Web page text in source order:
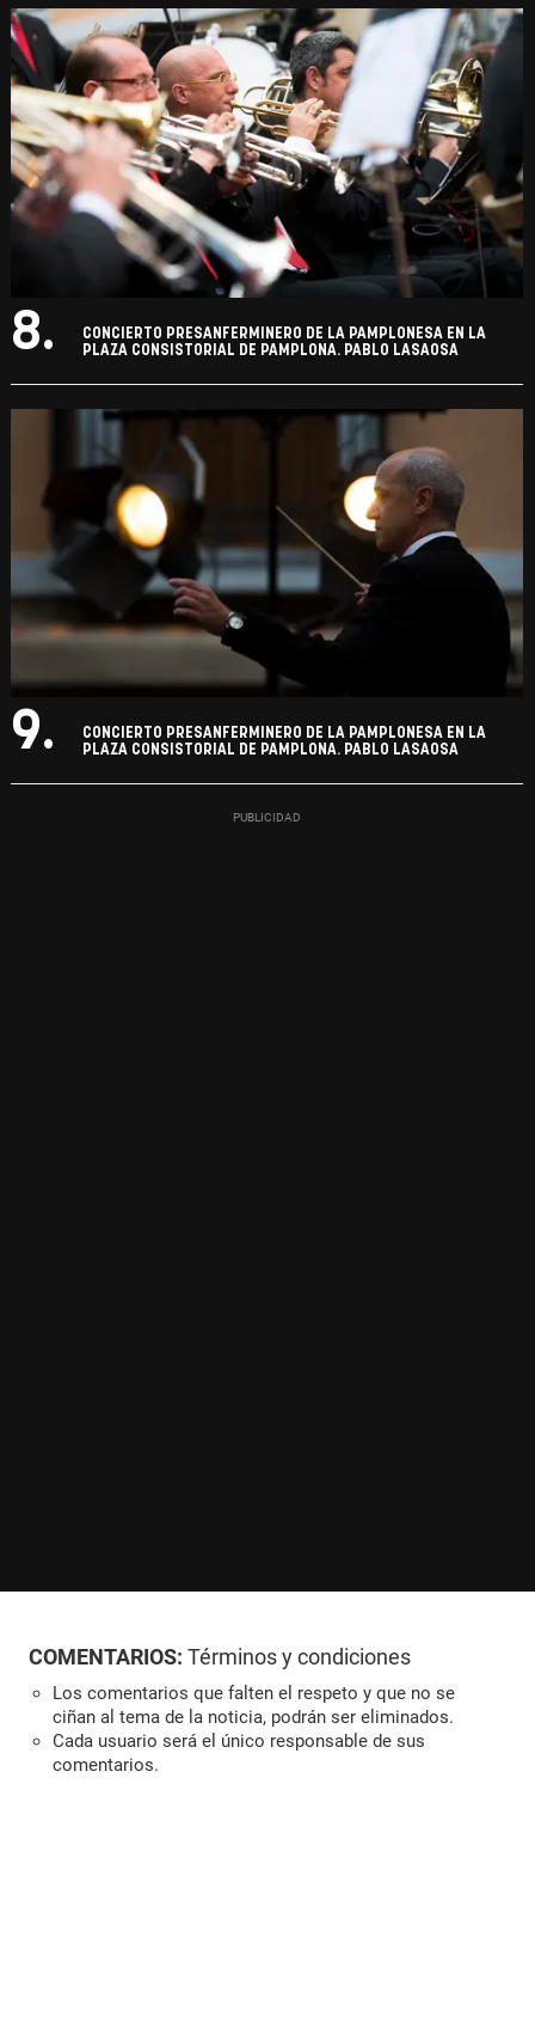
8.
CONCIERTO PRESANFERMINERO DE LA PAMPLONESA EN LA
PLAZA CONSISTORIAL DE PAMPLONA. PABLO LASAOSA
9.
CONCIERTO PRESANFERMINERO DE LA PAMPLONESA EN LA
PLAZA CONSISTORIAL DE PAMPLONA. PABLO LASAOSA
COMENTARIOS: Términos y condiciones
Los comentarios que falten el respeto y que no se
ciñan al tema de la noticia, podrán ser eliminados.
Cada usuario será el único responsable de sus
comentarios.